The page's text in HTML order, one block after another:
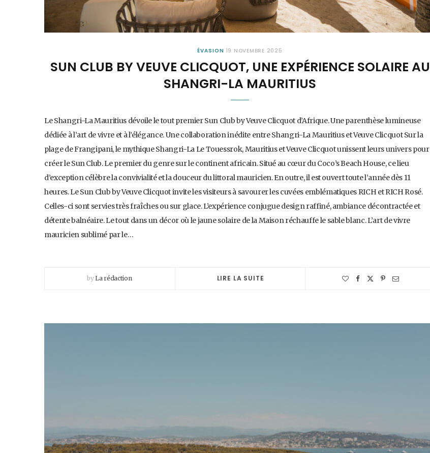
ÉVASION 19 NOVEMBRE 2025
SUN CLUB BY VEUVE CLICQUOT, UNE EXPÉRIENCE SOLAIRE AU
SHANGRI-LA MAURITIUS
Le Shangri-La Mauritius dévoile le tout premier Sun Club by Veuve Clicquot d’Afrique. Une parenthèse lumineuse
dédiée à l’art de vivre et à l’élégance. Une collaboration inédite entre Shangri-La Mauritius et Veuve Clicquot Sur la
plage de Frangipani, le mythique Shangri-La Le Touessrok, Mauritius et Veuve Clicquot unissent leurs univers pour
créer le Sun Club. Le premier du genre sur le continent africain. Situé au cœur du Coco’s Beach House, ce lieu
d’exception célèbre la convivialité et la douceur du littoral mauricien. En outre, il est ouvert toute l’année dès 11
heures. Le Sun Club by Veuve Clicquot invite les visiteurs à savourer les cuvées emblématiques RICH et RICH Rosé.
Celles-ci sont servies très fraîches ou sur glace. L’expérience conjugue design raffiné, ambiance décontractée et
détente balnéaire. Le tout dans un décor où le jaune solaire de la Maison réchauffe le sable blanc. L’art de vivre
mauricien sublimé par le…
byLa rédaction LIRE LA SUITE